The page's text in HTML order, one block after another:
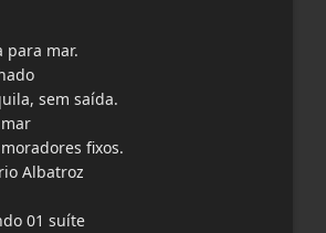
para mar.
sem saída.
fixos.
Albatroz
01 suíte